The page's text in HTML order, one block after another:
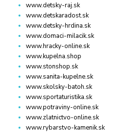
www.detsky-raj.sk
www.detskaradost.sk
www.detsky-hrdina.sk
www.domaci-milacik.sk
www.hracky-online.sk
www.kupelna.shop
www.stonshop.sk
www.sanita-kupelne.sk
www.skolsky-batoh.sk
www.sportaturistika.sk
www.potraviny-online.sk
www.zlatnictvo-online.sk
www.rybarstvo-kamenik.sk